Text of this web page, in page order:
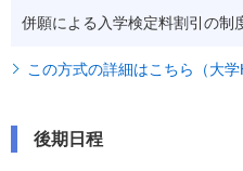
併願による入学検定料割引の制
この方式の詳細はこちら（大学
後期日程